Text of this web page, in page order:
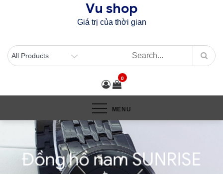
Vu shop
Giá trị của thời gian
0
MENU
Đồng hồ nam SUNRISE